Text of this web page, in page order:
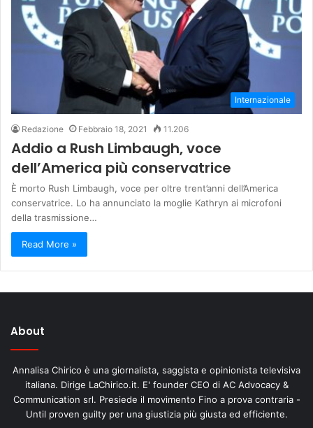
Internazionale
Redazione Febbraio 18, 2021 11.206
Addio a Rush Limbaugh, voce
dell’America più conservatrice
È morto Rush Limbaugh, voce per oltre trent’anni dell’America
conservatrice. Lo ha annunciato la moglie Kathryn ai microfoni
della trasmissione…
Read More »
About
Annalisa Chirico è una giornalista, saggista e opinionista televisiva
italiana. Dirige LaChirico.it. E' founder CEO di AC Advocacy &
Communication srl. Presiede il movimento Fino a prova contraria -
Until proven guilty per una giustizia più giusta ed efficiente.